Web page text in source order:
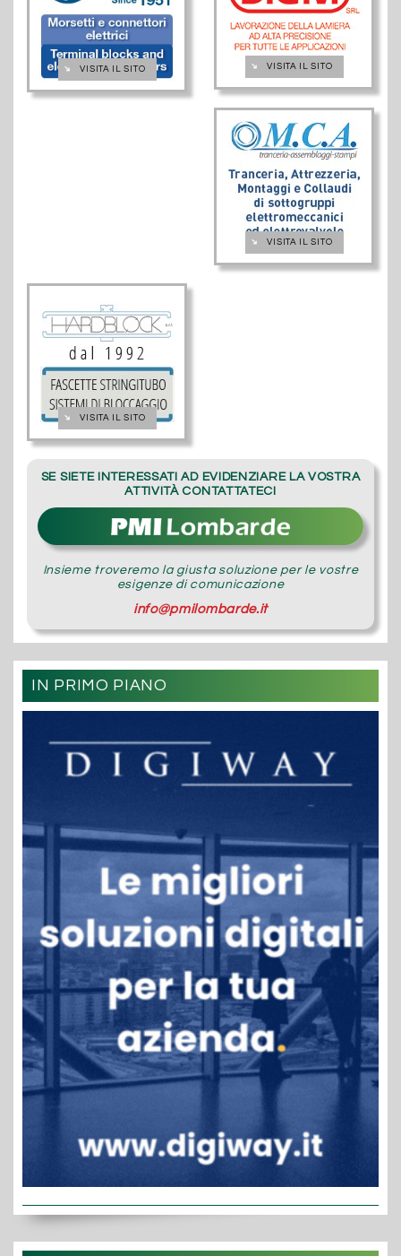
➔ VISITA IL SITO ➔ VISITA IL SITO
➔ VISITA IL SITO
➔ VISITA IL SITO
SE SIETE INTERESSATI AD EVIDENZIARE LA VOSTRA
ATTIVITÀ CONTATTATECI
Insieme troveremo la giusta soluzione per le vostre
esigenze di comunicazione
info@pmilombarde.it
IN PRIMO PIANO